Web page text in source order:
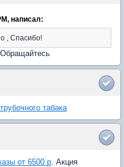
написал:
, Спасибо!
табака
от 6500 р. Акция